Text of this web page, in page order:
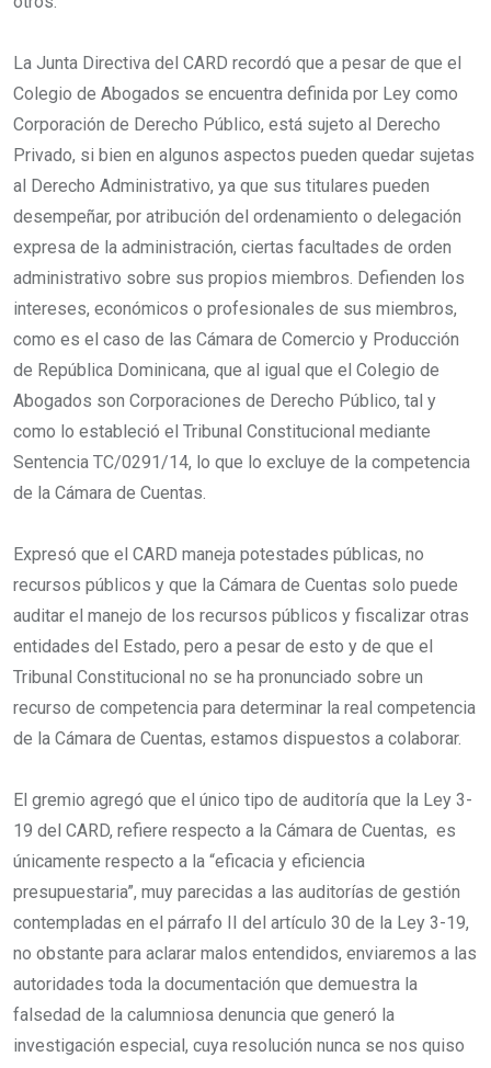
La Junta Directiva del CARD recordó que a pesar de que el
Colegio de Abogados se encuentra definida por Ley como
Corporación de Derecho Público, está sujeto al Derecho
Privado, si bien en algunos aspectos pueden quedar sujetas
al Derecho Administrativo, ya que sus titulares pueden
desempeñar, por atribución del ordenamiento o delegación
expresa de la administración, ciertas facultades de orden
administrativo sobre sus propios miembros. Defienden los
intereses, económicos o profesionales de sus miembros,
como es el caso de las Cámara de Comercio y Producción
de República Dominicana, que al igual que el Colegio de
Abogados son Corporaciones de Derecho Público, tal y
como lo estableció el Tribunal Constitucional mediante
Sentencia TC/0291/14, lo que lo excluye de la competencia
de la Cámara de Cuentas.
Expresó que el CARD maneja potestades públicas, no
recursos públicos y que la Cámara de Cuentas solo puede
auditar el manejo de los recursos públicos y fiscalizar otras
entidades del Estado, pero a pesar de esto y de que el
Tribunal Constitucional no se ha pronunciado sobre un
recurso de competencia para determinar la real competencia
de la Cámara de Cuentas, estamos dispuestos a colaborar.
El gremio agregó que el único tipo de auditoría que la Ley 3-
19 del CARD, refiere respecto a la Cámara de Cuentas, es
únicamente respecto a la “eficacia y eficiencia
presupuestaria”, muy parecidas a las auditorías de gestión
contempladas en el párrafo II del artículo 30 de la Ley 3-19,
no obstante para aclarar malos entendidos, enviaremos a las
autoridades toda la documentación que demuestra la
falsedad de la calumniosa denuncia que generó la
investigación especial, cuya resolución nunca se nos quiso